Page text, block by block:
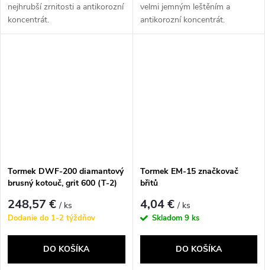
nejhrubší zrnitosti a antikorozní
koncentrát.
velmi jemným leštěním a
antikorozní koncentrát.
Tormek DWF-200 diamantový
brusný kotouč, grit 600 (T-2)
248,57 €/ ks
Dodanie do 1-2 týždňov
DO KOŠÍKA
Tormek EM-15 značkovač
břitů
4,04 €/ ks
Skladom 9 ks
DO KOŠÍKA